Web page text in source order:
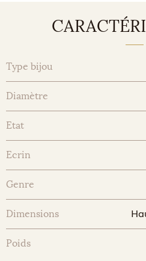
Type bijou
Diamètre
Etat
Ecrin
Genre
Dimensions
Poids